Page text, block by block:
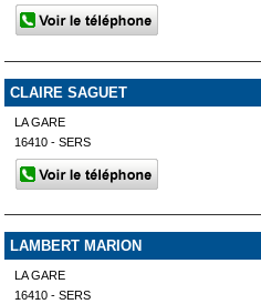
CLAIRE SAGUET
LA GARE
16410 - SERS
LAMBERT MARION
LA GARE
16410 - SERS